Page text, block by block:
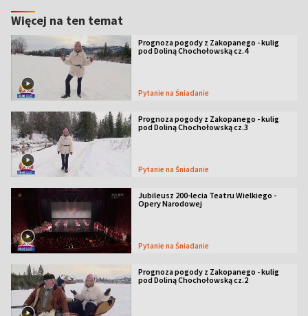
Więcej na ten temat
Prognoza pogody z Zakopanego - kulig
pod Doliną Chochołowską cz.4
Pytanie na Śniadanie
Prognoza pogody z Zakopanego - kulig
pod Doliną Chochołowską cz.3
Pytanie na Śniadanie
Jubileusz 200-lecia Teatru Wielkiego -
Opery Narodowej
Pytanie na Śniadanie
Prognoza pogody z Zakopanego - kulig
pod Doliną Chochołowską cz.2